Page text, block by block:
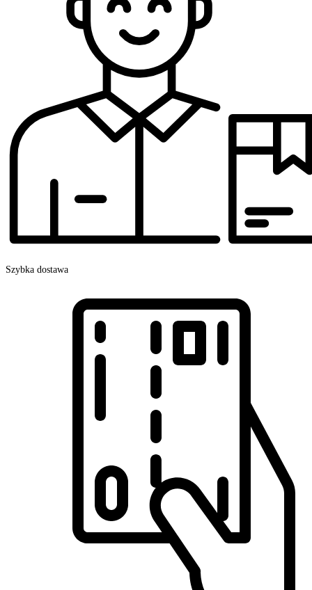
Szybka dostawa